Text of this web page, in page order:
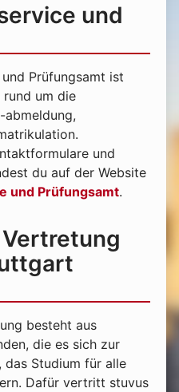
und
Prüfungsamt ist
um die
abmeldung,
und
du auf der Website
und Prüfungsamt.
besteht aus
die es sich zur
das Studium für alle
Dafür vertritt stuvus